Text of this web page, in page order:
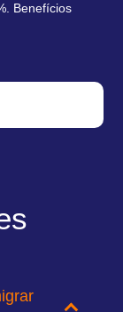
Benefícios